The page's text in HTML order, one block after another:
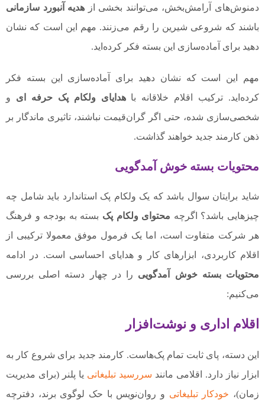
دمنوش‌های آرامش‌بخش، می‌توانند بخشی از هدیه آنبورد سازمانی
باشند که شروعی شیرین را رقم می‌زنند. مهم این است که نشان
دهید برای آماده‌سازی این بسته فکر کرده‌اید.
مهم این است که نشان دهید برای آماده‌سازی این بسته فکر
کرده‌اید. ترکیب اقلام خلاقانه باهدایای ولکام پک حرفه ای و
شخصی‌سازی شده، حتی اگر گران‌قیمت نباشند، تاثیری ماندگار بر
ذهن کارمند جدید خواهند گذاشت.
محتویات بسته خوش آمدگویی
شاید برایتان سوال باشد که یک ولکام پک استاندارد باید شامل چه
چیزهایی باشد؟ اگرچه محتوای ولکام پک بسته به بودجه و فرهنگ
هر شرکت متفاوت است، اما یک فرمول موفق معمولا ترکیبی از
اقلام کاربردی، ابزارهای کار و هدایای احساسی است. در ادامه
محتویات بسته خوش آمدگویی را در چهار دسته اصلی بررسی
می‌کنیم:
اقلام اداری و نوشت‌افزار
این دسته، پای ثابت تمام پک‌هاست. کارمند جدید برای شروع کار به
ابزار نیاز دارد. اقلامی مانند سررسید تبلیغاتی یا پلنر (برای مدیریت
زمان)، خودکار تبلیغاتی و روان‌نویس با حک لوگوی برند، دفترچه